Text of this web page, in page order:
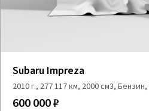
Subaru Impreza
2010 г., 277 117 км, 2000 см3,
600 000 ₽